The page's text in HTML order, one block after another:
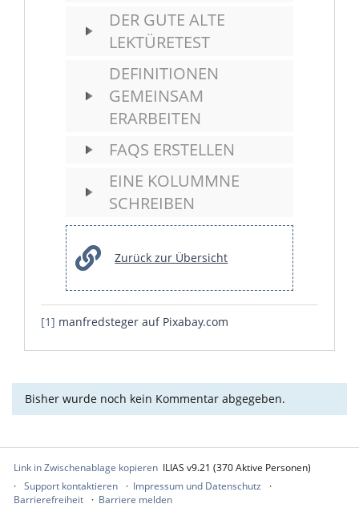
DER GUTE ALTE
LEKTÜRETEST
DEFINITIONEN
GEMEINSAM
ERARBEITEN
FAQS ERSTELLEN
EINE KOLUMMNE
SCHREIBEN
Zurück zur Übersicht
[1] manfredsteger auf Pixabay.com
Bisher wurde noch kein Kommentar abgegeben.
Link in Zwischenablage kopieren ILIAS v9.21 (370 Aktive Personen)
Support kontaktieren
Impressum und Datenschutz
Barrierefreiheit
Barriere melden